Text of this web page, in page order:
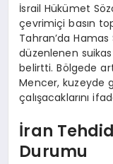
İsrail Hükümet
çevrimiçi basın
Tahran’da Hamas
düzenlenen
belirtti. Bölgede
Mencer, kuzeyde
çalışacaklarını
İran
Durumu